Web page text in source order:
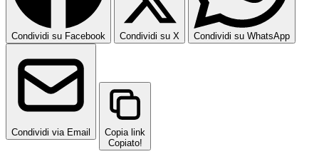
Condividi su Facebook Condividi su X Condividi su WhatsApp
Condividi via Email
Copia link
Copiato!